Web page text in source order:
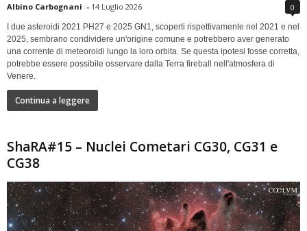
Albino Carbognani - 14 Luglio 2026 0
I due asteroidi 2021 PH27 e 2025 GN1, scoperti rispettivamente nel 2021 e nel
2025, sembrano condividere un'origine comune e potrebbero aver generato
una corrente di meteoroidi lungo la loro orbita. Se questa ipotesi fosse corretta,
potrebbe essere possibile osservare dalla Terra fireball nell'atmosfera di
Venere.
Continua a leggere
ShaRA#15 – Nuclei Cometari CG30, CG31 e
CG38